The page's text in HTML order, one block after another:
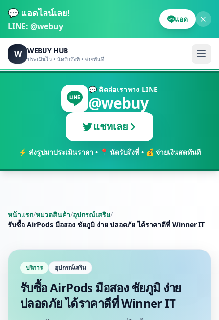
💬 แอดไลน์เลย!
LINE: @webuy
แอด
W WEBUY HUB
ประเมินไว • นัดรับถึงที่ • จ่ายทันที
💬 ติดต่อเราทาง LINE
@webuy
แชทเลย
⚡ ส่งรูปมาประเมินราคา • 📍 นัดรับถึงที่ • 💰 จ่ายเงินสดทันที
หน้าแรก/หมวดสินค้า/อุปกรณ์เสริม/
รับซื้อ AirPods มือสอง ชัยภูมิ ง่าย ปลอดภัย ได้ราคาดีที่ Winner IT
บริการ อุปกรณ์เสริม
รับซื้อ AirPods มือสอง ชัยภูมิ ง่าย
ปลอดภัย ได้ราคาดีที่ Winner IT